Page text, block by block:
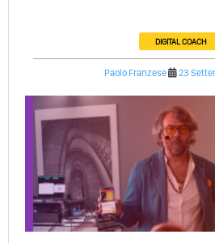
DIGITAL COACH
Paolo Franzese 23